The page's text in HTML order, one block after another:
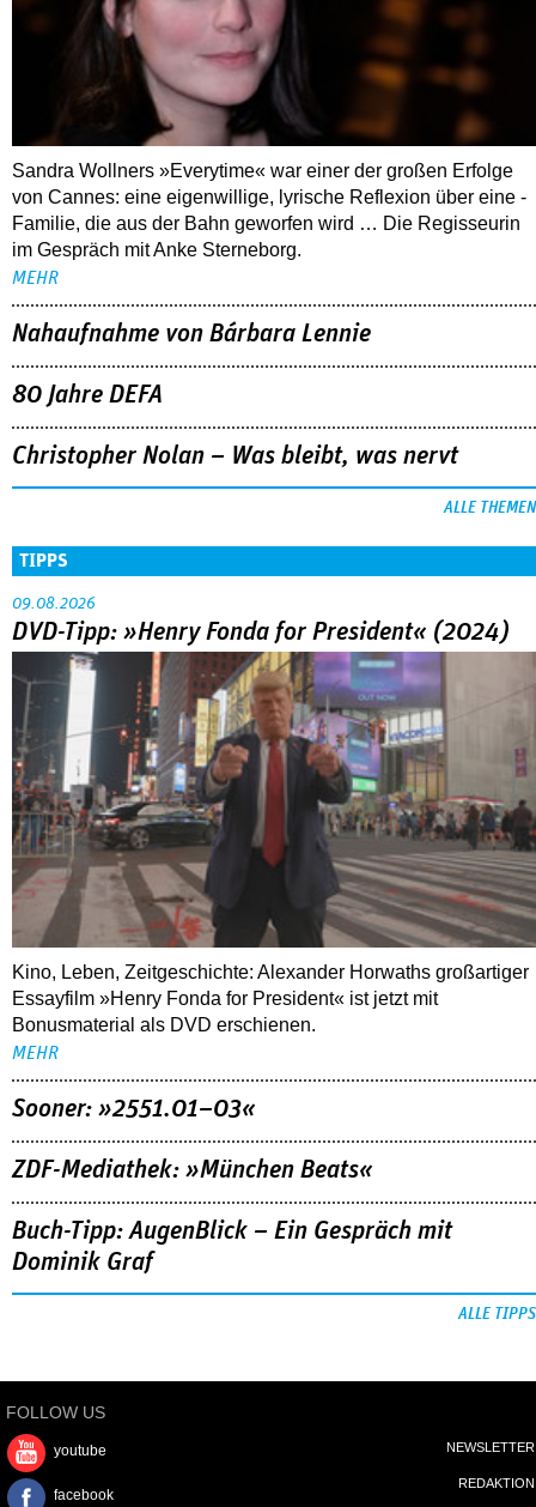
Sandra Wollners »Everytime« war einer der großen Erfolge
von Cannes: eine eigenwillige, lyrische Reflexion über eine ­
Familie, die aus der Bahn geworfen wird … Die Regisseurin
im Gespräch mit Anke Sterneborg.
MEHR
Nahaufnahme von Bárbara Lennie
80 Jahre DEFA
Christopher Nolan – Was bleibt, was nervt
ALLE THEMEN
TIPPS
09.08.2026
DVD-Tipp: »Henry Fonda for President« (2024)
Kino, Leben, Zeitgeschichte: Alexander Horwaths großartiger
Essayfilm »Henry Fonda for President« ist jetzt mit
Bonusmaterial als DVD erschienen.
MEHR
Sooner: »2551.01–03«
ZDF-Mediathek: »München Beats«
Buch-Tipp: AugenBlick – Ein Gespräch mit
Dominik Graf
ALLE TIPPS
FOLLOW US
youtube
facebook
NEWSLETTER
REDAKTION